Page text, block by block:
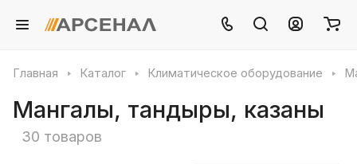
Главная Каталог Климатическое оборудование
Мангалы, тандыры, казаны
30 товаров